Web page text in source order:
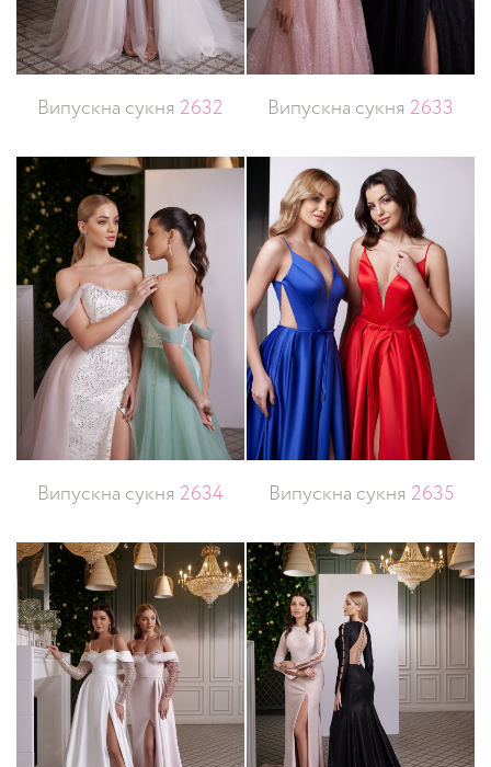
Випускна сукня 2632 Випускна сукня 2633
Випускна сукня 2634 Випускна сукня 2635